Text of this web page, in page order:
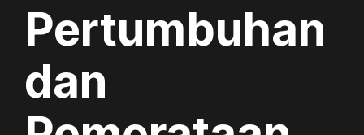
Pertumbuhan
dan